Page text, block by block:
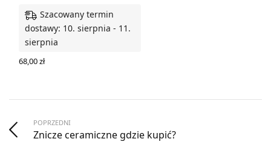
Szacowany termin
dostawy: 10. sierpnia - 11.
sierpnia
68,00zł
POPRZEDNI
Znicze ceramiczne gdzie kupić?